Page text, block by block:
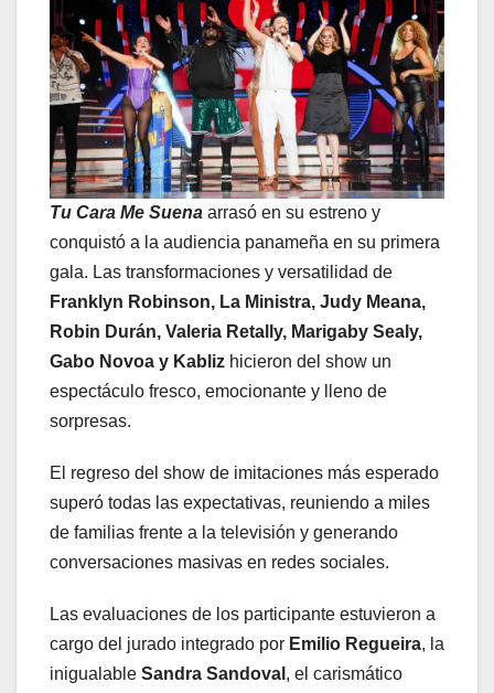
Tu Cara Me Suena arrasó en su estreno y
conquistó a la audiencia panameña en su primera
gala. Las transformaciones y versatilidad de
Franklyn Robinson, La Ministra, Judy Meana,
Robin Durán, Valeria Retally, Marigaby Sealy,
Gabo Novoa y Kabliz hicieron del show un
espectáculo fresco, emocionante y lleno de
sorpresas.
El regreso del show de imitaciones más esperado
superó todas las expectativas, reuniendo a miles
de familias frente a la televisión y generando
conversaciones masivas en redes sociales.
Las evaluaciones de los participante estuvieron a
cargo del jurado integrado por Emilio Regueira, la
inigualable Sandra Sandoval , el carismático